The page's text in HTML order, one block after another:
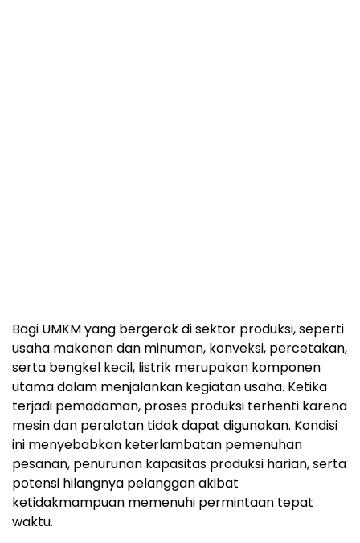
Bagi UMKM yang bergerak di sektor produksi, seperti
usaha makanan dan minuman, konveksi, percetakan,
serta bengkel kecil, listrik merupakan komponen
utama dalam menjalankan kegiatan usaha. Ketika
terjadi pemadaman, proses produksi terhenti karena
mesin dan peralatan tidak dapat digunakan. Kondisi
ini menyebabkan keterlambatan pemenuhan
pesanan, penurunan kapasitas produksi harian, serta
potensi hilangnya pelanggan akibat
ketidakmampuan memenuhi permintaan tepat
waktu.